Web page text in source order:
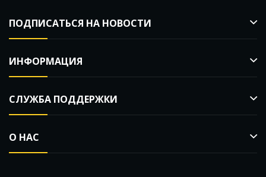
ПОДПИСАТЬСЯ НА НОВОСТИ
ИНФОРМАЦИЯ
СЛУЖБА ПОДДЕРЖКИ
О НАС